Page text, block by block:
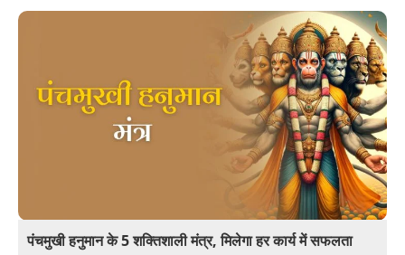
बॉलीवुड
खेल
पंचमुखी हनुमान के 5 शक्तिशाली मंत्र, मिलेगा हर कार्य में सफलता